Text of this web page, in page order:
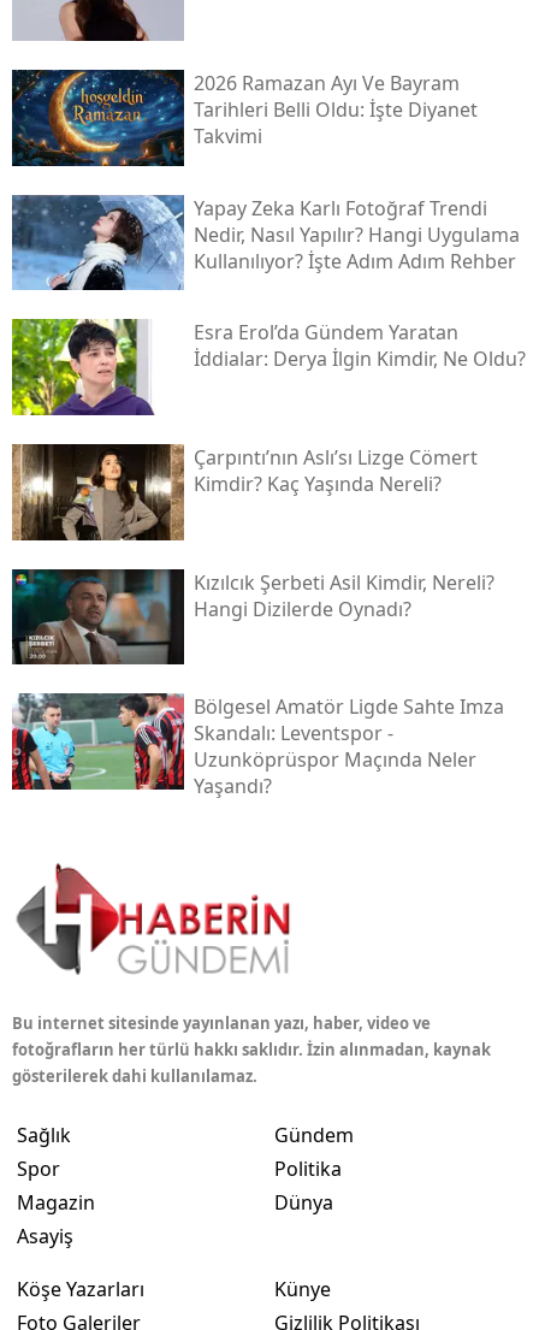
2026 Ramazan Ayı Ve Bayram
Tarihleri Belli Oldu: İşte Diyanet
Takvimi
Yapay Zeka Karlı Fotoğraf Trendi
Nedir, Nasıl Yapılır? Hangi Uygulama
Kullanılıyor? İşte Adım Adım Rehber
Esra Erol’da Gündem Yaratan
İddialar: Derya İlgin Kimdir, Ne Oldu?
Çarpıntı’nın Aslı’sı Lizge Cömert
Kimdir? Kaç Yaşında Nereli?
Kızılcık Şerbeti Asil Kimdir, Nereli?
Hangi Dizilerde Oynadı?
Bölgesel Amatör Ligde Sahte Imza
Skandalı: Leventspor -
Uzunköprüspor Maçında Neler
Yaşandı?
Bu internet sitesinde yayınlanan yazı, haber, video ve
fotoğrafların her türlü hakkı saklıdır. İzin alınmadan, kaynak
gösterilerek dahi kullanılamaz.
Sağlık
Spor
Magazin
Asayiş
Gündem
Politika
Dünya
Köşe Yazarları
Foto Galeriler
Künye
Gizlilik Politikası